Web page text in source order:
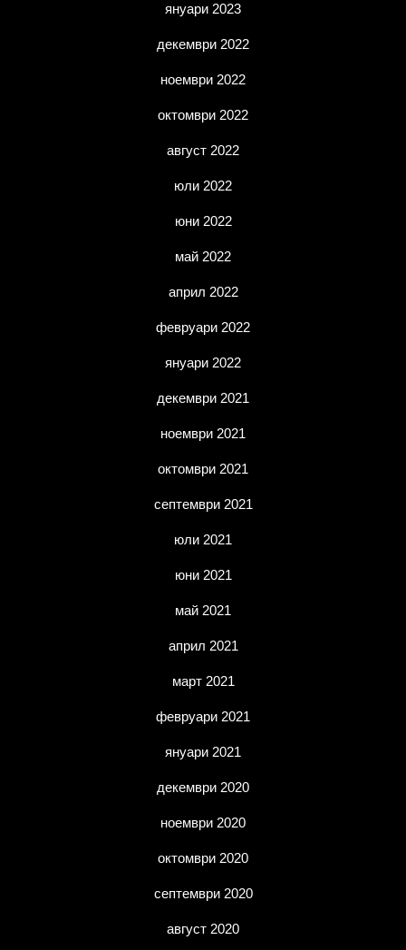
януари 2023
декември 2022
ноември 2022
октомври 2022
август 2022
юли 2022
юни 2022
май 2022
април 2022
февруари 2022
януари 2022
декември 2021
ноември 2021
октомври 2021
септември 2021
юли 2021
юни 2021
май 2021
април 2021
март 2021
февруари 2021
януари 2021
декември 2020
ноември 2020
октомври 2020
септември 2020
август 2020